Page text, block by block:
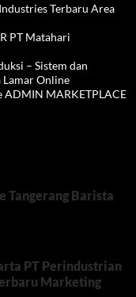
Terbaru Area
PT Matahari
– Sistem dan
Online
ADMIN MARKETPLACE
Tangerang Barista
PT Perindustrian
Marketing